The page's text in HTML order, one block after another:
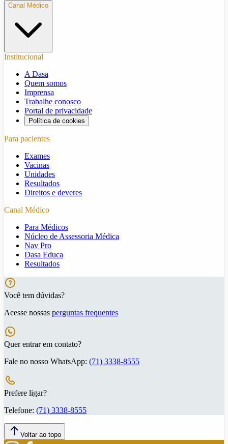
Canal Médico
Institucional
A Dasa
Quem somos
Imprensa
Trabalhe conosco
Portal de privacidade
Política de cookies
Para pacientes
Exames
Vacinas
Unidades
Resultados
Direitos e deveres
Canal Médico
Para Médicos
Núcleo de Assessoria Médica
Nav Pro
Dasa Educa
Resultados
Você tem dúvidas?
Acesse nossas perguntas frequentes
Quer entrar em contato?
Fale no nosso WhatsApp: (71) 3338-8555
Prefere ligar?
Telefone: (71) 3338-8555
Voltar ao topo